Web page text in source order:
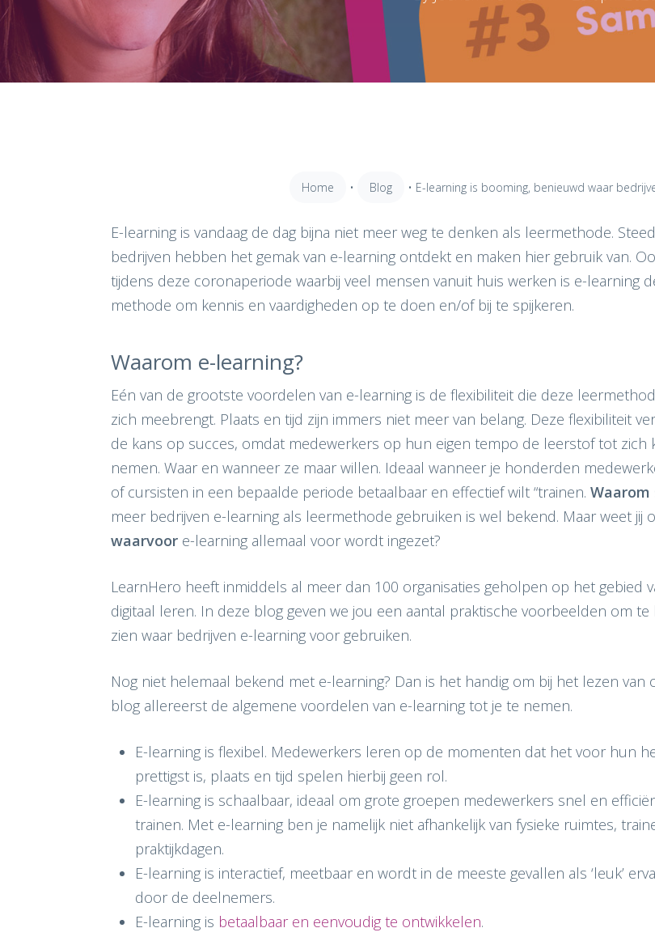
Home • Blog • E-learning is booming, benieuwd waar
E-learning is vandaag de dag bijna niet meer weg te denken als leermethode.
bedrijven hebben het gemak van e-learning ontdekt en maken hier gebruik van.
tijdens deze coronaperiode waarbij veel mensen vanuit huis werken is e-learning
methode om kennis en vaardigheden op te doen en/of bij te spijkeren.
Waarom e-learning?
Eén van de grootste voordelen van e-learning is de flexibiliteit die deze
zich meebrengt. Plaats en tijd zijn immers niet meer van belang. Deze flexibiliteit
de kans op succes, omdat medewerkers op hun eigen tempo de leerstof tot zich
nemen. Waar en wanneer ze maar willen. Ideaal wanneer je honderden
of cursisten in een bepaalde periode betaalbaar en effectief wilt “trainen. Waarom
meer bedrijven e-learning als leermethode gebruiken is wel bekend. Maar weet jij
waarvoor e-learning allemaal voor wordt ingezet?
LearnHero heeft inmiddels al meer dan 100 organisaties geholpen op het gebied
digitaal leren. In deze blog geven we jou een aantal praktische voorbeelden om te
zien waar bedrijven e-learning voor gebruiken.
Nog niet helemaal bekend met e-learning? Dan is het handig om bij het lezen van
blog allereerst de algemene voordelen van e-learning tot je te nemen.
E-learning is flexibel. Medewerkers leren op de momenten dat het voor hun
prettigst is, plaats en tijd spelen hierbij geen rol.
E-learning is schaalbaar, ideaal om grote groepen medewerkers snel en
trainen. Met e-learning ben je namelijk niet afhankelijk van fysieke ruimtes,
praktijkdagen.
E-learning is interactief, meetbaar en wordt in de meeste gevallen als ‘leuk’
door de deelnemers.
E-learning is betaalbaar en eenvoudig te ontwikkelen.